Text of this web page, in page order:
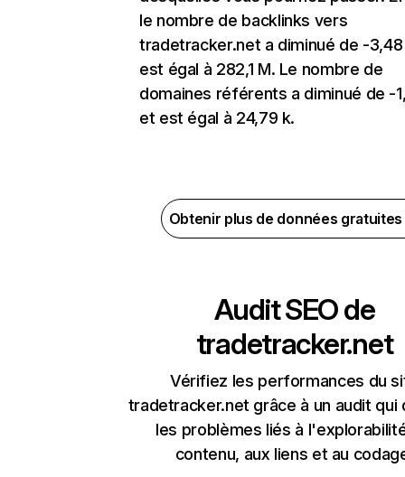
le nombre de backlinks vers
tradetracker.net a diminué de -
est égal à 282,1 M. Le nombre de
domaines référents a diminué de -
et est égal à 24,79 k.
Obtenir plus de données
Audit SEO de
tradetracker.net
Vérifiez les performances du
tradetracker.net grâce à un audit qui
les problèmes liés à
contenu, aux liens et au